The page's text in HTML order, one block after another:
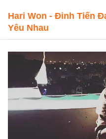
Hari Won - Đinh Tiến
Yêu Nhau